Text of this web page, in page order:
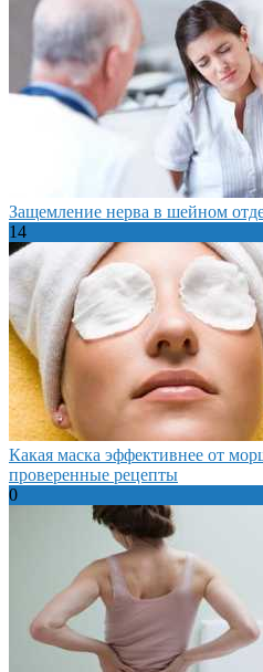
Защемление нерва в шейном
14
Какая маска эффективнее от
проверенные рецепты
0